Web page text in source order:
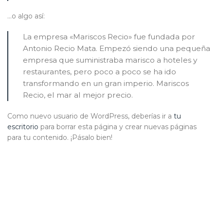
…o algo así:
La empresa «Mariscos Recio» fue fundada por
Antonio Recio Mata. Empezó siendo una pequeña
empresa que suministraba marisco a hoteles y
restaurantes, pero poco a poco se ha ido
transformando en un gran imperio. Mariscos
Recio, el mar al mejor precio.
Como nuevo usuario de WordPress, deberías ir a tu
escritorio para borrar esta página y crear nuevas páginas
para tu contenido. ¡Pásalo bien!